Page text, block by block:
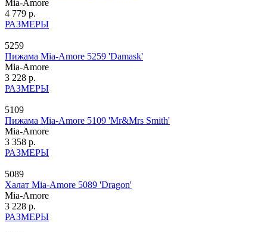
Mia-Amore
4 779 р.
РАЗМЕРЫ
5259
Пижама Mia-Amore 5259 'Damask'
Mia-Amore
3 228 р.
РАЗМЕРЫ
5109
Пижама Mia-Amore 5109 'Mr&Mrs Smith'
Mia-Amore
3 358 р.
РАЗМЕРЫ
5089
Халат Mia-Amore 5089 'Dragon'
Mia-Amore
3 228 р.
РАЗМЕРЫ